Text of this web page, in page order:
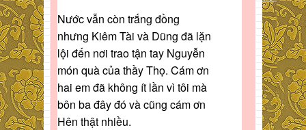
Nước vẫn còn trắng đồng
nhưng Kiêm Tài và Dũng đã lặn
lội đến nơi trao tận tay Nguyễn
món quà của thầy Thọ. Cám ơn
hai em đã không ít lần vì tôi mà
bôn ba đây đó và cũng cám ơn
Hên thật nhiều.